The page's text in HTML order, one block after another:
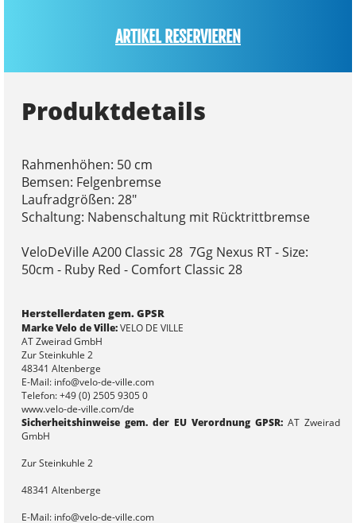
ARTIKEL RESERVIEREN
Produktdetails
Rahmenhöhen: 50 cm
Bemsen: Felgenbremse
Laufradgrößen: 28"
Schaltung: Nabenschaltung mit Rücktrittbremse
VeloDeVille A200 Classic 28 7Gg Nexus RT - Size:
50cm - Ruby Red - Comfort Classic 28
Herstellerdaten gem. GPSR
Marke Velo de Ville:VELO DE VILLE
AT Zweirad GmbH
Zur Steinkuhle 2
48341 Altenberge
E-Mail: info@velo-de-ville.com
Telefon: +49 (0) 2505 9305 0
www.velo-de-ville.com/de
Sicherheitshinweise gem. der EU Verordnung GPSR:AT Zweirad
GmbH
Zur Steinkuhle 2
48341 Altenberge
E-Mail: info@velo-de-ville.com